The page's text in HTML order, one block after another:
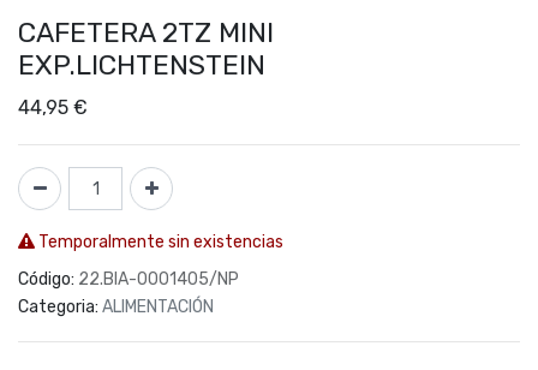
CAFETERA 2TZ MINI
EXP.LICHTENSTEIN
44,95 €
Temporalmente sin existencias
Código: 22.BIA-0001405/NP
Categoria: ALIMENTACIÓN